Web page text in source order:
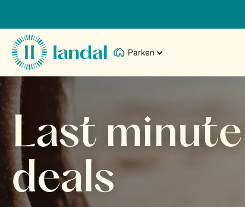
Parken
Last minute
deals